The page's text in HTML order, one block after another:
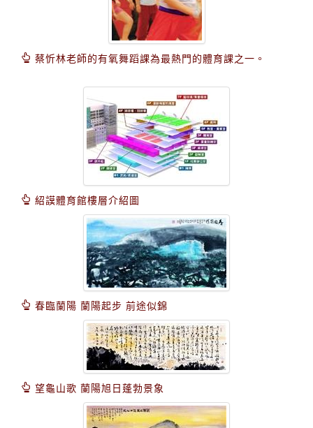
蔡忻林老師的有氧舞蹈課為最熱門的體育課之一。
紹謨體育館樓層介紹圖
春臨蘭陽 蘭陽起步 前途似錦
望龜山歌 蘭陽旭日蓬勃景象